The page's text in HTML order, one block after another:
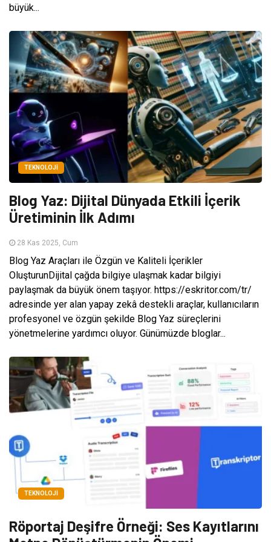
büyük...
TEKNOLOJI
Blog Yaz: Dijital Dünyada Etkili İçerik
Üretiminin İlk Adımı
28 Kas 2025, Cum
Blog Yaz Araçları ile Özgün ve Kaliteli İçerikler
OluşturunDijital çağda bilgiye ulaşmak kadar bilgiyi
paylaşmak da büyük önem taşıyor. https://eskritor.com/tr/
adresinde yer alan yapay zekâ destekli araçlar, kullanıcıların
profesyonel ve özgün şekilde Blog Yaz süreçlerini
yönetmelerine yardımcı oluyor. Günümüzde bloglar...
TEKNOLOJI
Röportaj Deşifre Örneği: Ses Kayıtlarını